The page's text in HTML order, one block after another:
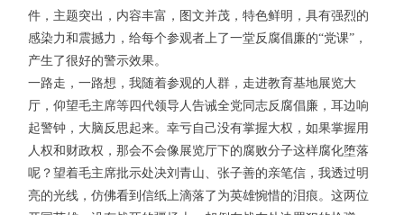
件，主题突出，内容丰富，图文并茂，特色鲜明，具有强烈的
感染力和震撼力，给每个参观者上了一堂反腐倡廉的“党课”，
产生了很好的警示效果。
一路走，一路想，我随着参观的人群，走进教育基地展览大
厅，仰望毛主席等四代领导人告诫全党同志反腐倡廉，耳边响
起警钟，大脑反思起来。幸亏自己没有掌握大权，如果掌握用
人权和财政权，那会不会像展览厅下的腐败分子这样腐化堕落
呢？望着毛主席批示处决刘青山、张子善的亲笔信，我透过明
亮的光线，仿佛看到信纸上滴落了为英雄惋惜的泪痕。这两位